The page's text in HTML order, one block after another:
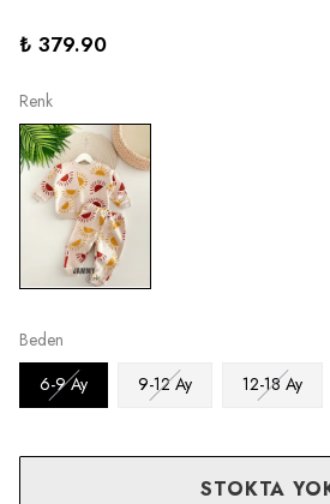
₺ 379.90
Renk
Beden
6-9 Ay
9-12 Ay 12-18 Ay
STOKTA